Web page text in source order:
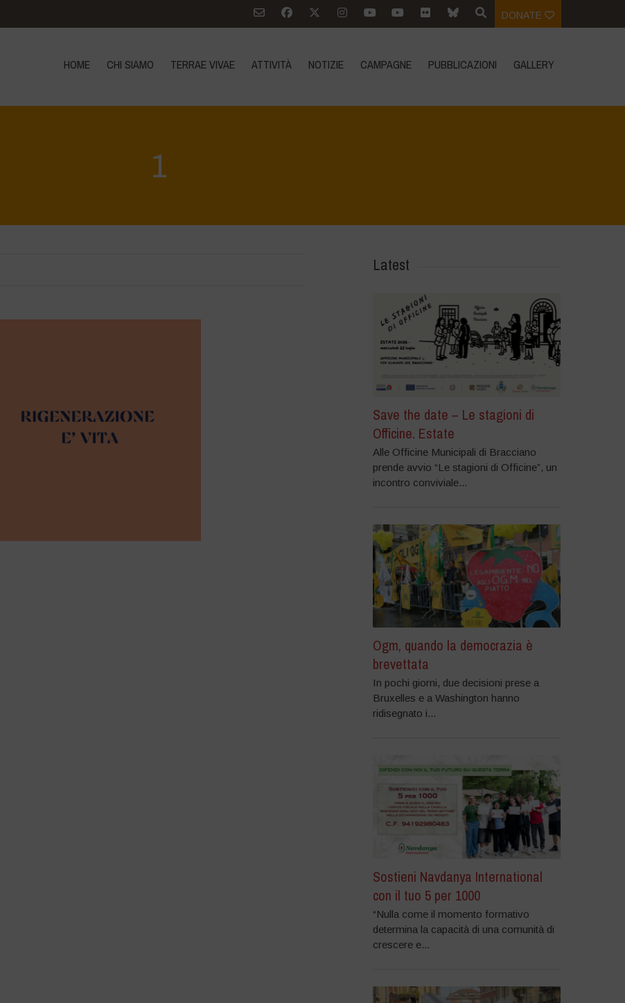
DONATE
HOME CHI SIAMO TERRAE VIVAE ATTIVITÀ NOTIZIE CAMPAGNE PUBBLICAZIONI GALLERY
1
Latest
Save the date – Le stagioni di
Officine. Estate
Alle Officine Municipali di Bracciano
prende avvio “Le stagioni di Officine”, un
incontro conviviale...
Ogm, quando la democrazia è
brevettata
In pochi giorni, due decisioni prese a
Bruxelles e a Washington hanno
ridisegnato i...
Sostieni Navdanya International
con il tuo 5 per 1000
“Nulla come il momento formativo
determina la capacità di una comunità di
crescere e...